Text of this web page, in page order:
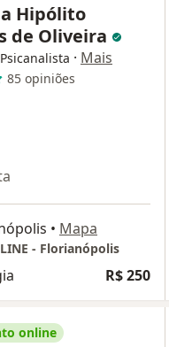
Hipólito
de Oliveira
· Mais
85 opiniões
• Mapa
- Florianópolis
R$ 250
online